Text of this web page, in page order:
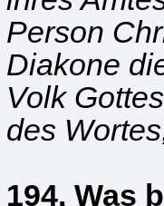
Person
Diakone
Volk
des
194. Was